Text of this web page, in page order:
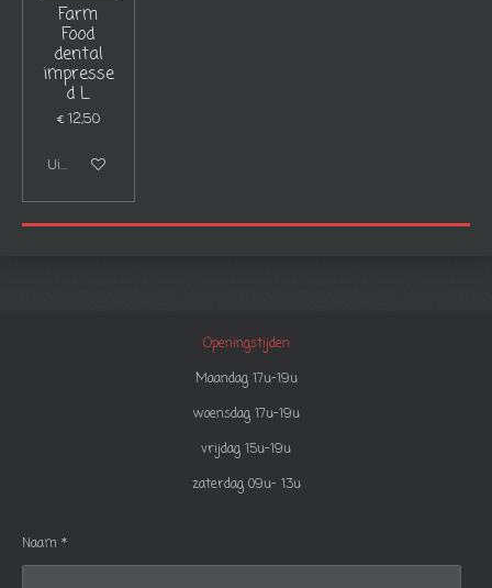
Farm
Food
dental
impresse
d L
€ 12,50
Uitgeschakeld
Openingstijden
Maandag 17u-19u
woensdag 17u-19u
vrijdag 15u-19u
zaterdag 09u- 13u
Naam *